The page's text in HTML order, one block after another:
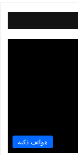
هواتف ذكية